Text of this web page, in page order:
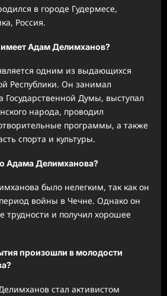
в городе Гудермесе,
Россия.
Адам Делимханов?
одним из выдающихся
Республики. Он занимал
Государственной Думы, выступал
народа, проводил
программы, а также
спорта и культуры.
Адама Делимханова?
было нелегким, так как он
войны в Чечне. Однако он
трудности и получил хорошее
произошли в молодости
стал активистом